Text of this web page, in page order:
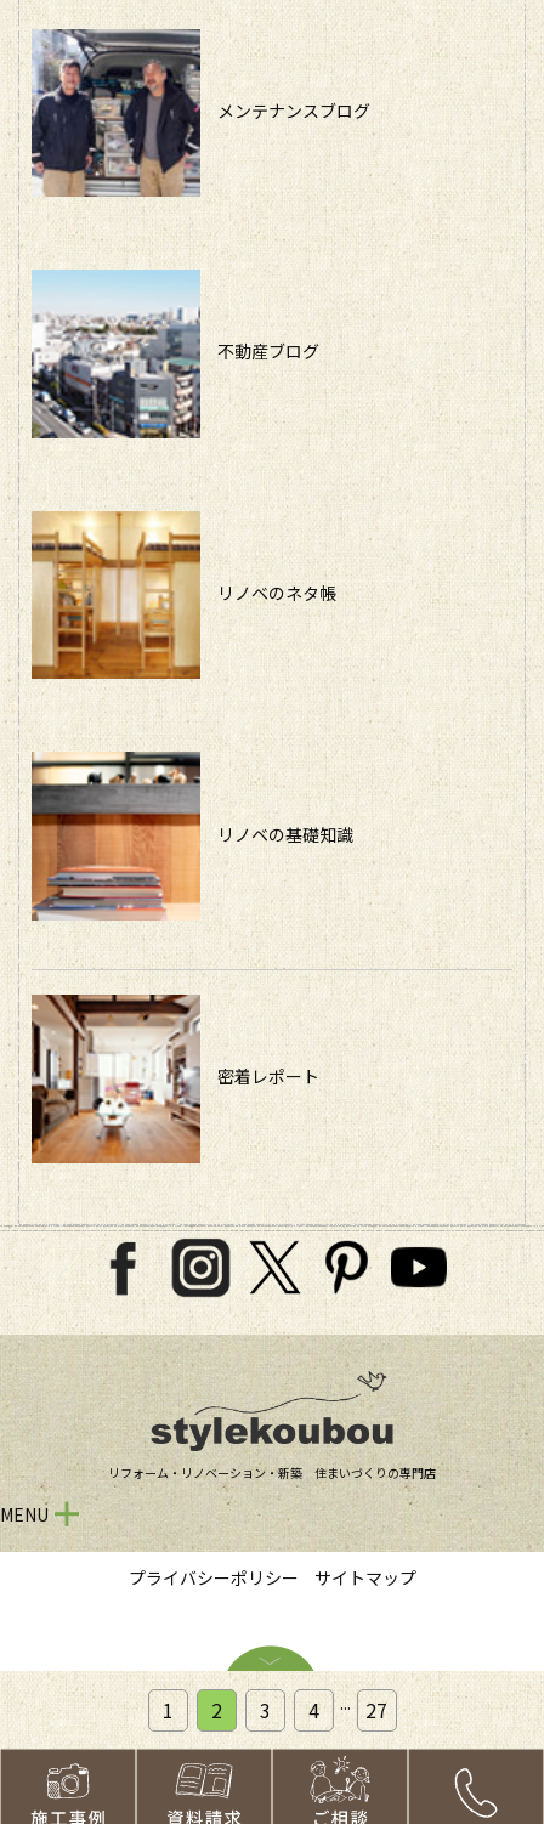
メンテナンスブログ
不動産ブログ
リノベのネタ帳
リノベの基礎知識
密着レポート
1 2 3 4 ... 27
リフォーム・リノベーション・新築 住まいづくりの専門店
MENU
プライバシーポリシー サイトマップ